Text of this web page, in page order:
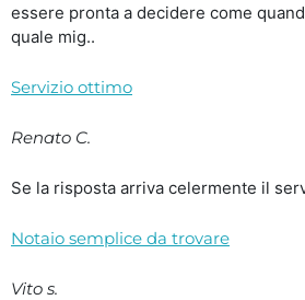
essere pronta a decidere come
quale mig..
Servizio ottimo
Renato C.
Se la risposta arriva celermente il
Notaio semplice da trovare
Vito s.